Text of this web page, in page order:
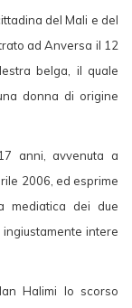
del Mali e del
ad Anversa il 12
belga, il quale
donna di origine
anni, avvenuta a
2006, ed esprime
mediatica dei due
intere
Halimi lo scorso